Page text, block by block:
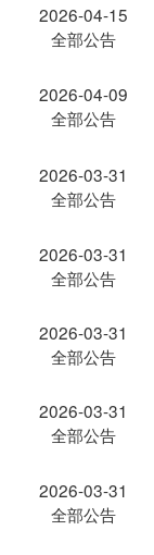
2026-04-15
全部公告
2026-04-09
全部公告
2026-03-31
全部公告
2026-03-31
全部公告
2026-03-31
全部公告
2026-03-31
全部公告
2026-03-31
全部公告